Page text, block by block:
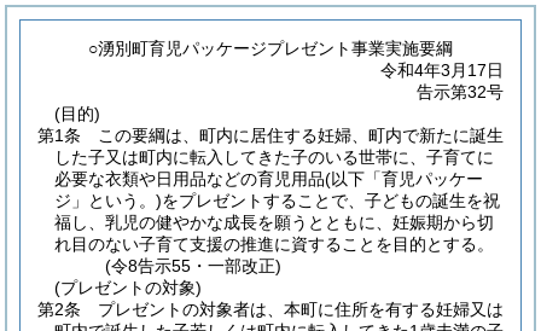
○湧別町育児パッケージプレゼント事業実施要綱
令和4年3月17日
告示第32号
(目的)
第1条
この要綱は、町内に居住する妊婦、町内で新たに誕生
した子又は町内に転入してきた子のいる世帯に、子育てに
必要な衣類や日用品などの育児用品(以下「育児パッケー
ジ」という。)をプレゼントすることで、子どもの誕生を祝
福し、乳児の健やかな成長を願うとともに、妊娠期から切
れ目のない子育て支援の推進に資することを目的とする。
(令8告示55・一部改正)
(プレゼントの対象)
第2条
プレゼントの対象者は、本町に住所を有する妊婦又は